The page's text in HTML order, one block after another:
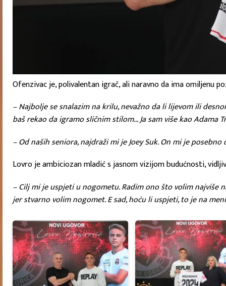
Ofenzivac je, polivalentan igrač, ali naravno da ima omiljenu
– Najbolje se snalazim na krilu, nevažno da li lijevom ili
baš rekao da igramo sličnim stilom… Ja sam više kao Adama
– Od naših seniora, najdraži mi je Joey Suk. On mi je
Lovro je ambiciozan mladić s jasnom vizijom budućnosti,
– Cilj mi je uspjeti u nogometu. Radim ono što volim
jer stvarno volim nogomet. E sad, hoću li uspjeti, to je na